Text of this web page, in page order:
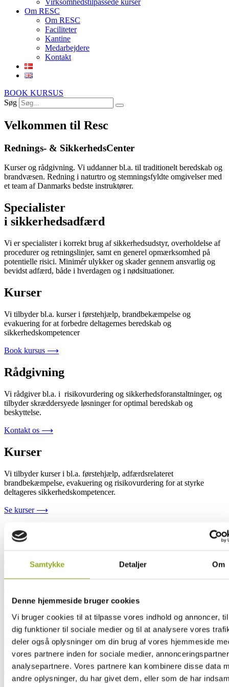
Samtykke Detaljer Om
Denne hjemmeside bruger cookies
Vi bruger cookies til at tilpasse vores indhold og annoncer,
dig funktioner til sociale medier og til at analysere vores
deler også oplysninger om din brug af vores hjemmeside
vores partnere inden for sociale medier,
analysepartnere. Vores partnere kan kombinere disse data
andre oplysninger, du har givet dem, eller som de har
Om RESC
Om RESC
Faciliteter
Kantine
Medarbejdere
Kontakt
BOOK KURSUS
Søg
Velkommen til Resc
Rednings- & SikkerhedsCenter
Kurser og rådgivning. Vi uddanner bl.a. til traditionelt beredskab og
brandvæsen. Redning i naturtro og stemningsfyldte omgivelser med
et team af Danmarks bedste instruktører.
Specialister
i sikkerhedsadfærd
Vi er specialister i korrekt brug af sikkerhedsudstyr, overholdelse af
procedurer og retningslinjer, samt en generel opmærksomhed på
potentielle risici. Minimér ulykker og skader gennem ansvarlig og
bevidst adfærd, både i hverdagen og i nødsituationer.
Kurser
Vi tilbyder bl.a. kurser i førstehjælp, brandbekæmpelse og
evakuering for at forbedre deltagernes beredskab og
sikkerhedskompetencer
Book kursus ⟶
Rådgivning
Vi rådgiver bl.a. i risikovurdering og sikkerhedsforanstaltninger, og
tilbyder skræddersyede løsninger for optimal beredskab og
beskyttelse.
Kontakt os ⟶
Kurser
Vi tilbyder kurser i bl.a. førstehjælp, adfærdsrelateret
brandbekæmpelse, evakuering og risikovurdering for at styrke
deltageres sikkerhedskompetencer.
Se kurser ⟶
Dygtige instruktører
ekspertise i førstehjælp, brandbekæmpelse og evakuering for at sikre
optimal sikkerhed og beredskab.
Rådgivning
Vi rådgiver kunder i bl.a. risikovurdering, beredskabsplaner og
sikkerhedsprocedurer for at forbedre virksomheders sikkerhed og
beredskab.
Kontakt os ⟶